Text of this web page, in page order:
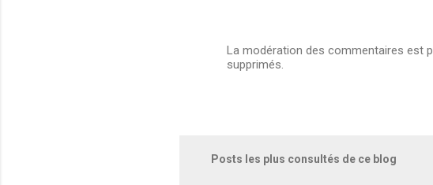
E
t
La modération des commentaires est
supprimés.
Posts les plus consultés de ce blog